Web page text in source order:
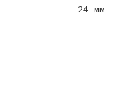
24 мм